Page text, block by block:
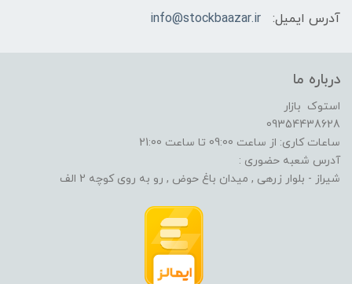
آدرس ایمیل:
info@stockbaazar.ir
درباره ما
استوک بازار
09354438628
ساعات کاری: از ساعت 09:00 تا ساعت 21:00
آدرس شعبه حضوری :
شیراز - بلوار زرهی , میدان باغ حوض , رو به روی کوچه 2 الف